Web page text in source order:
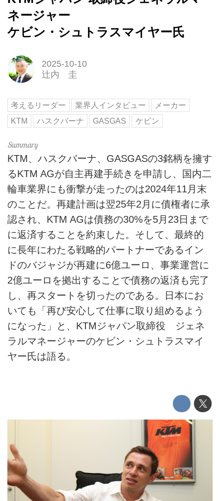
ネージャー
ケビン・シュトラスマイヤー氏
2025-10-10
辻内 圭
考えるリーダー 業界人インタビュー
メーカー
KTM
ハスクバーナ GASGAS ケビン
KTM、ハスクバーナ、GASGASの3銘柄を擁す
るKTM AGが自主再建手続きを申請し、国内二
輪車業界にも衝撃が走ったのは2024年11月末
のことだ。再建計画は翌25年2月に債権者に承
認され、KTM AGは債務の30%を5月23日まで
に返済することを約束した。そして、最終的
に長年にわたる戦略的パートナーであるイン
ドのバジャジが再建に6億ユーロ、事業運営に
2億ユーロを拠出することで債務の返済も完了
し、再スタートを切ったのである。日本にお
いても「再び安心して仕事に取り組めるよう
になった」と、KTMジャパン取締役 ジェネ
ラルマネージャーのケビン・シュトラスマイ
ヤー氏は語る。